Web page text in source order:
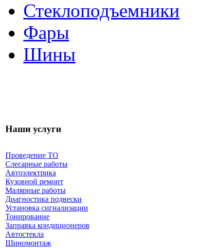
Стеклоподъемники
Фары
Шины
Наши услуги
Проведение ТО
Слесарные работы
Автоэлектрика
Кузовной ремонт
Малярные работы
Диагностика подвески
Установка сигнализации
Тонирование
Заправка кондиционеров
Автостекла
Шиномонтаж